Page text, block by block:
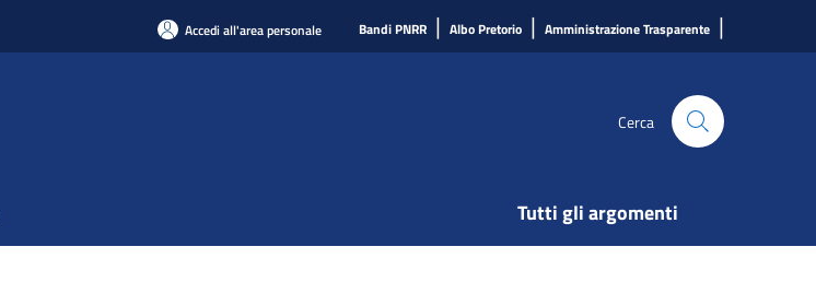
Accedi all'area personale Bandi PNRR | Albo Pretorio | Amministrazione Trasparente |
Cerca
Tutti gli argomenti